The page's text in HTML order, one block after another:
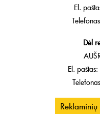
El.
Dėl
El. paštas: